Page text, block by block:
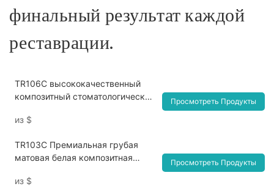
финальный результат каждой
реставрации.
TR106C высококачественный
композитный стоматологический
крупной зернистостью
из $
Просмотреть Продукты
TR103C Премиальная грубая
матовая белая композитная
полировки
из $
Просмотреть Продукты